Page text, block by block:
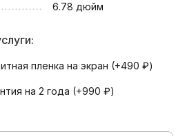
6.78 дюйм
пленка на экран (+490 ₽)
на 2 года (+990 ₽)